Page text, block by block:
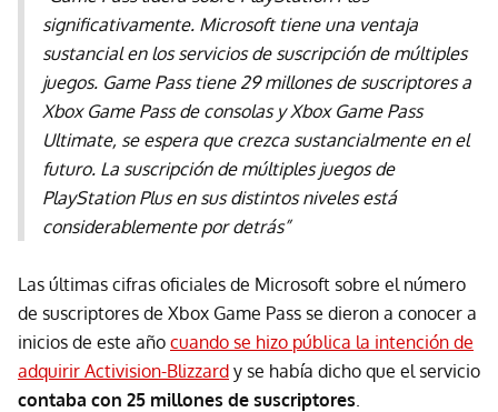
significativamente. Microsoft tiene una ventaja
sustancial en los servicios de suscripción de múltiples
juegos. Game Pass tiene 29 millones de suscriptores a
Xbox Game Pass de consolas y Xbox Game Pass
Ultimate, se espera que crezca sustancialmente en el
futuro. La suscripción de múltiples juegos de
PlayStation Plus en sus distintos niveles está
considerablemente por detrás”
Las últimas cifras oficiales de Microsoft sobre el número
de suscriptores de Xbox Game Pass se dieron a conocer a
inicios de este año cuando se hizo pública la intención de
adquirir Activision-Blizzard y se había dicho que el servicio
contaba con 25 millones de suscriptores